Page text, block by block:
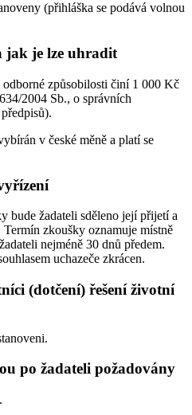
(přihláška se podává volnou
jak je lze uhradit
způsobilosti činí 1 000 Kč
2004 Sb., o správních
v české měně a platí se
bude žadateli sděleno její přijetí a
zkoušky oznamuje místně
nejméně 30 dnů předem.
uchazeče zkrácen.
(dotčení) řešení životní
po žadateli požadovány